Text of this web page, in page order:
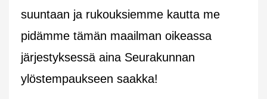
suuntaan ja rukouksiemme kautta me
pidämme tämän maailman oikeassa
järjestyksessä aina Seurakunnan
ylöstempaukseen saakka!